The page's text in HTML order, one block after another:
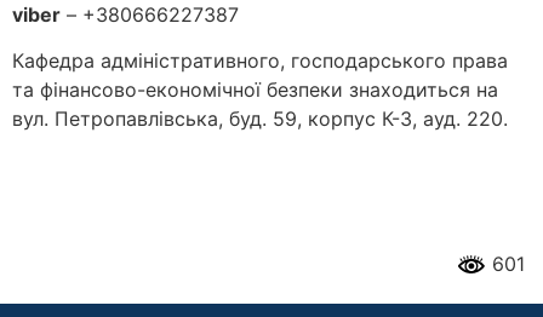
viber – +380666227387
Кафедра адміністративного, господарського права
та фінансово-економічної безпеки знаходиться на
вул. Петропавлівська, буд. 59, корпус К-3, ауд. 220.
601